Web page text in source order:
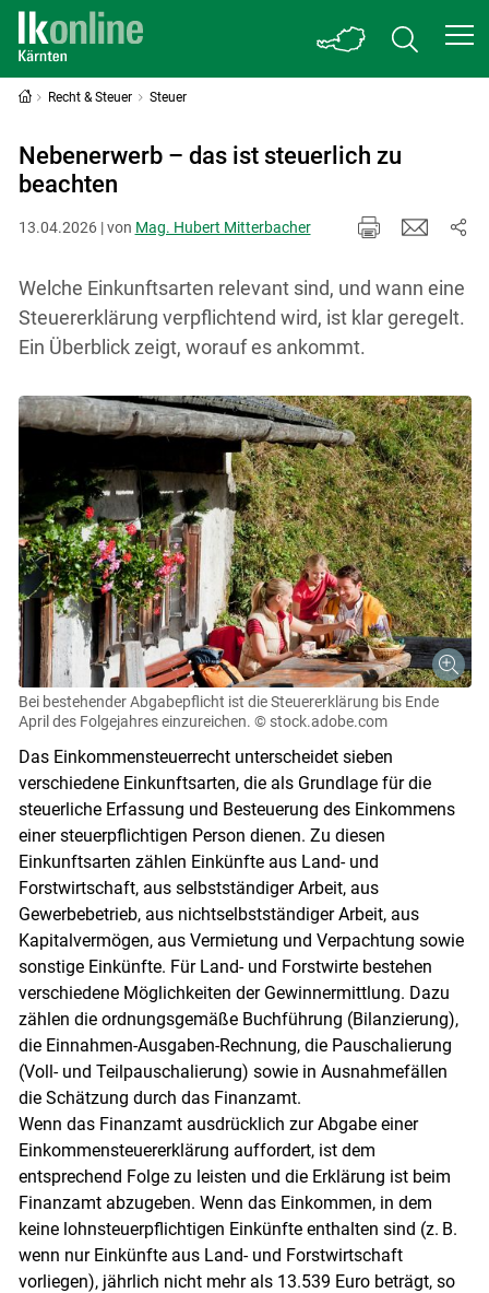
Recht & Steuer Steuer
Nebenerwerb – das ist steuerlich zu
beachten
13.04.2026 | von Mag. Hubert Mitterbacher
Welche Einkunftsarten relevant sind, und wann eine
Steuererklärung verpflichtend wird, ist klar geregelt.
Ein Überblick zeigt, worauf es ankommt.
Bei bestehender Abgabepflicht ist die Steuererklärung bis Ende
April des Folgejahres einzureichen. © stock.adobe.com
Das Einkommensteuerrecht unterscheidet sieben
verschiedene Einkunftsarten, die als Grundlage für die
steuerliche Erfassung und Besteuerung des Einkommens
einer steuerpflichtigen Person dienen. Zu diesen
Einkunftsarten zählen Einkünfte aus Land- und
Forstwirtschaft, aus selbstständiger Arbeit, aus
Gewerbebetrieb, aus nichtselbstständiger Arbeit, aus
Kapitalvermögen, aus Vermietung und Verpachtung sowie
sonstige Einkünfte. Für Land- und Forstwirte bestehen
verschiedene Möglichkeiten der Gewinnermittlung. Dazu
zählen die ordnungsgemäße Buchführung (Bilanzierung),
die Einnahmen-Ausgaben-Rechnung, die Pauschalierung
(Voll- und Teilpauschalierung) sowie in Ausnahmefällen
die Schätzung durch das Finanzamt.
Wenn das Finanzamt ausdrücklich zur Abgabe einer
Einkommensteuererklärung auffordert, ist dem
entsprechend Folge zu leisten und die Erklärung ist beim
Finanzamt abzugeben. Wenn das Einkommen, in dem
keine lohnsteuerpflichtigen Einkünfte enthalten sind (z. B.
wenn nur Einkünfte aus Land- und Forstwirtschaft
vorliegen), jährlich nicht mehr als 13.539 Euro beträgt, so